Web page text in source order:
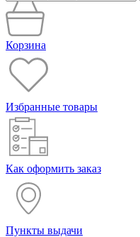
Корзина
Избранные товары
Как оформить заказ
Пункты выдачи